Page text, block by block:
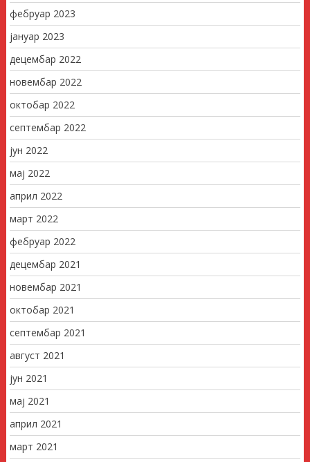
фебруар 2023
јануар 2023
децембар 2022
новембар 2022
октобар 2022
септембар 2022
јун 2022
мај 2022
април 2022
март 2022
фебруар 2022
децембар 2021
новембар 2021
октобар 2021
септембар 2021
август 2021
јун 2021
мај 2021
април 2021
март 2021